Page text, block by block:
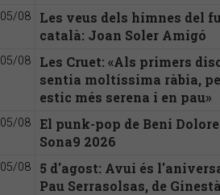
05/08
Les veus dels himnes del
català: Joan Soler Amigó
05/08
Les Cruet: «Als primers
sentia moltíssima ràbia,
estic més serena i en pau»
05/08
El punk-pop de Beni
Sona9 2026
05/08
5 d'agost: Avui és
Pau Serrasolsas, de Ginestà